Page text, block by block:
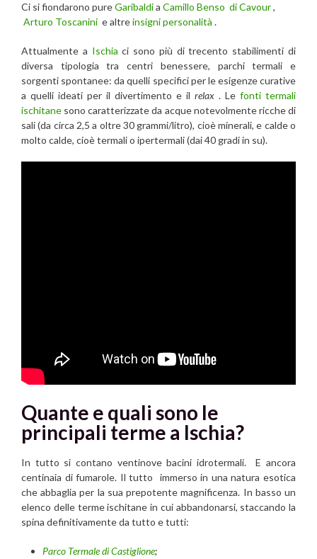
Ci si fiondarono pureGaribaldia Camillo Benso di Cavour,
Arturo Toscanini e altreinsigni personalità .
Attualmente a Ischia ci sono più di trecento stabilimenti di
diversa tipologia tra centri benessere, parchi termali e
sorgenti spontanee: da quelli specifici per le esigenze curative
a quelli ideati per il divertimento e il relax . Le fonti termali
ischitane sono caratterizzate da acque notevolmente ricche di
sali (da circa 2,5 a oltre 30 grammi/litro), cioè minerali, e calde o
molto calde, cioè termali o ipertermali (dai 40 gradi in su).
Quante e quali sono le
principali terme a Ischia?
In tutto si contano ventinove bacini idrotermali. E ancora
centinaia di fumarole. Il tutto immerso in una natura esotica
che abbaglia per la sua prepotente magnificenza. In basso un
elenco delle terme ischitane in cui abbandonarsi, staccando la
spina definitivamente da tutto e tutti:
Parco Termale di Castiglione;